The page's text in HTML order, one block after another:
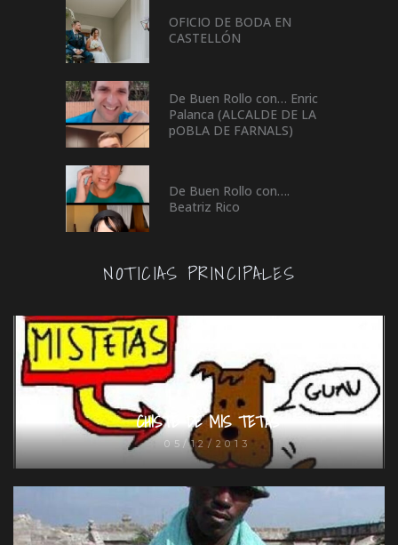
OFICIO DE BODA EN
CASTELLÓN
De Buen Rollo con… Enric
Palanca (ALCALDE DE LA
pOBLA DE FARNALS)
De Buen Rollo con….
Beatriz Rico
NOTICIAS PRINCIPALES
CHISTE DE MIS TETAS
05/12/2013